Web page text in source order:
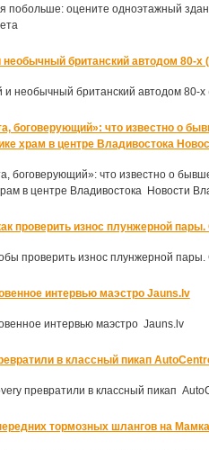
побольше: оцените одноэтажный
необычный британский автодом 80-х
и необычный британский автодом 80-
боговерующий»: что известно о
храм в центре Владивостока
боговерующий»: что известно о
в центре Владивостока Новости
проверить износ плунжерной
проверить износ плунжерной
интервью маэстро Jauns.lv
интервью маэстро Jauns.lv
в классный пикап
превратили в классный пикап
тормозных шлангов на